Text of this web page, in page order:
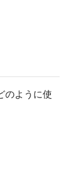
のように使